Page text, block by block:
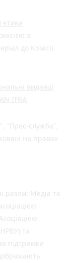
етики
з
до Комісії
видавці
IFRA
"Прес-служба",
на правах
разом: Медіа та
та
підтримки